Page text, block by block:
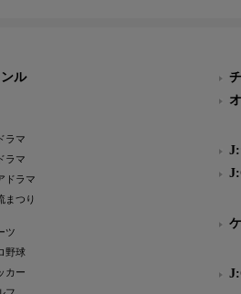
ル
ラマ
ラマ
ドラマ
まつり
ツ
野球
カー